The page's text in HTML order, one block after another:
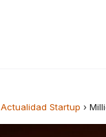
Actualidad Startup ›